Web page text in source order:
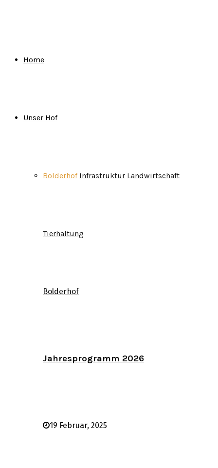
Home
Unser Hof
Bolderhof Infrastruktur Landwirtschaft
Tierhaltung
Bolderhof
Jahresprogramm 2026
19 Februar, 2025